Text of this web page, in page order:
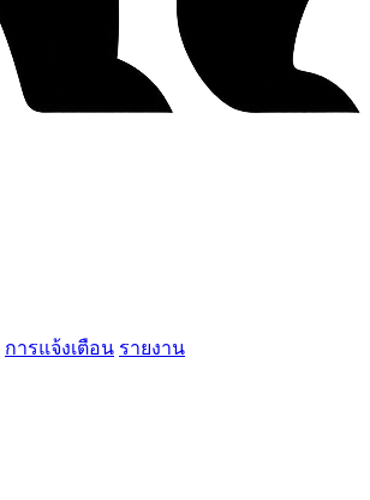
การแจ้งเตือน รายงาน